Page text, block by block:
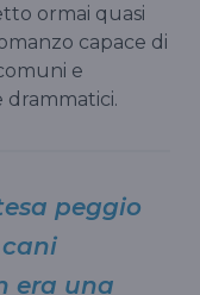
ormai quasi
capace di
e
peggio
era una